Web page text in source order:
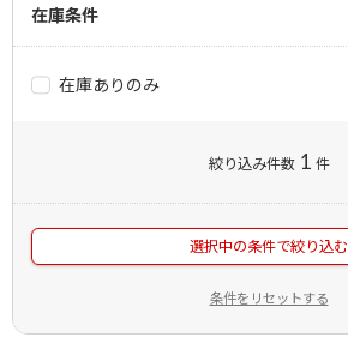
在庫条件
在庫ありのみ
絞り込み件数 1 件
選択中の条件で絞り込む
条件をリセットする